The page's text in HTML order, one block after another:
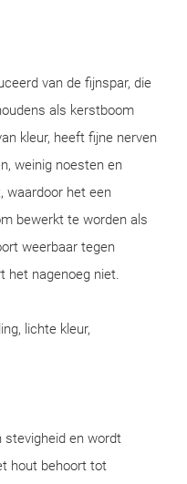
van de fijnspar, die
als kerstboom
kleur, heeft fijne nerven
weinig noesten en
waardoor het een
bewerkt te worden als
weerbaar tegen
het nagenoeg niet.
lichte kleur,
stevigheid en wordt
hout behoort tot